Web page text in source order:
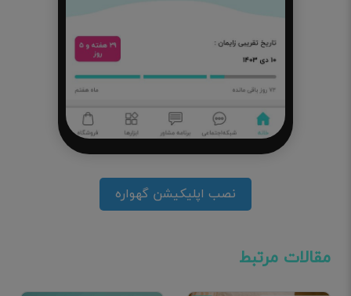
نصب اپلیکیشن گهواره
مقالات مرتبط